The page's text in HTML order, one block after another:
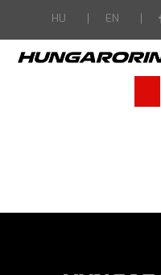
HU EN